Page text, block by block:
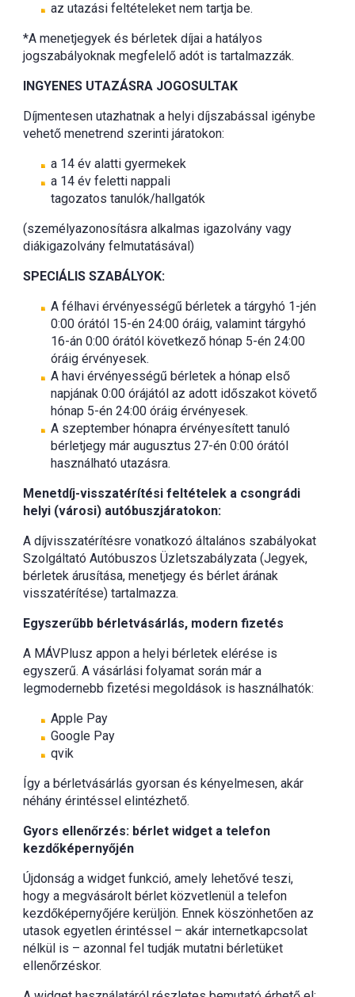
az utazási feltételeket nem tartja be.
*A menetjegyek és bérletek díjai a hatályos
jogszabályoknak megfelelő adót is tartalmazzák.
INGYENES UTAZÁSRA JOGOSULTAK
Díjmentesen utazhatnak a helyi díjszabással igénybe
vehető menetrend szerinti járatokon:
a 14 év alatti gyermekek
a 14 év feletti nappali
tagozatos tanulók/hallgatók
(személyazonosításra alkalmas igazolvány vagy
diákigazolvány felmutatásával)
SPECIÁLIS SZABÁLYOK:
A félhavi érvényességű bérletek a tárgyhó 1-jén
0:00 órától 15-én 24:00 óráig, valamint tárgyhó
16-án 0:00 órától következő hónap 5-én 24:00
óráig érvényesek.
A havi érvényességű bérletek a hónap első
napjának 0:00 órájától az adott időszakot követő
hónap 5-én 24:00 óráig érvényesek.
A szeptember hónapra érvényesített tanuló
bérletjegy már augusztus 27-én 0:00 órától
használható utazásra.
Menetdíj-visszatérítési feltételek a csongrádi
helyi (városi) autóbuszjáratokon:
A díjvisszatérítésre vonatkozó általános szabályokat
Szolgáltató Autóbuszos Üzletszabályzata (Jegyek,
bérletek árusítása, menetjegy és bérlet árának
visszatérítése) tartalmazza.
Egyszerűbb bérletvásárlás, modern fizetés
A MÁVPlusz appon a helyi bérletek elérése is
egyszerű. A vásárlási folyamat során már a
legmodernebb fizetési megoldások is használhatók:
Apple Pay
Google Pay
qvik
Így a bérletvásárlás gyorsan és kényelmesen, akár
néhány érintéssel elintézhető.
Gyors ellenőrzés: bérlet widget a telefon
kezdőképernyőjén
Újdonság a widget funkció, amely lehetővé teszi,
hogy a megvásárolt bérlet közvetlenül a telefon
kezdőképernyőjére kerüljön. Ennek köszönhetően az
utasok egyetlen érintéssel – akár internetkapcsolat
nélkül is – azonnal fel tudják mutatni bérletüket
ellenőrzéskor.